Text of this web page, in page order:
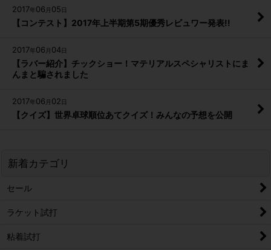
2017年06 月 05 日
【コンテスト】2017年上半期第5期優秀レビュワー発表!!
2017年06 月 04日
【ラバー紹介】チックショー！マテリアルスペシャリストにま
んまと騙されました
2017年06 月 02 日
【クイズ】世界卓球順位あてクイズ！みんなの予想を公開
新着カテゴリ
セール
ラケット試打
粘着試打